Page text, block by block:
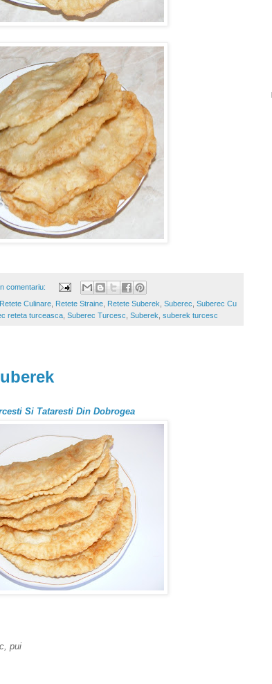
comentariu:
Retete Culinare Retete Straine Retete Suberek Suberec Suberec Cu
reteta turceasca Suberec Turcesc Suberek suberek turcesc
Si Tataresti Din Dobrogea
pui